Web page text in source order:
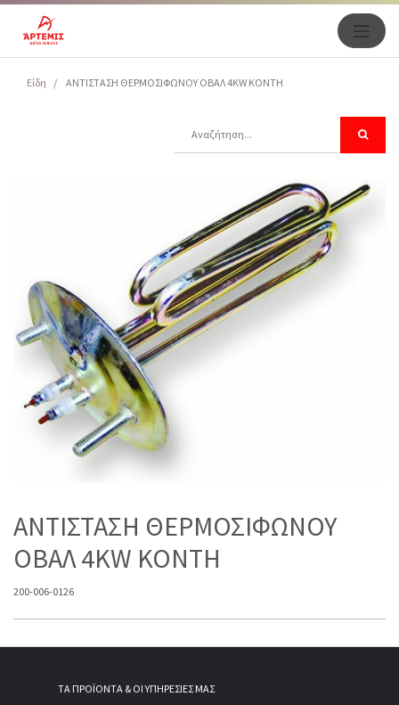
Είδη ΑΝΤΙΣΤΑΣΗ ΘΕΡΜΟΣΙΦΩΝΟΥ ΟΒΑΛ 4KW KONTH
ΑΝΤΙΣΤΑΣΗ ΘΕΡΜΟΣΙΦΩΝΟΥ
ΟΒΑΛ 4KW KONTH
200-006-0126
ΤΑ ΠΡΟΪΌΝΤΑ & ΟΙ ΥΠΗΡΕΣΊΕΣ ΜΑΣ